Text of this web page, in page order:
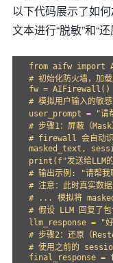
以下代码展示了如
文本进行“脱敏”和“还
from aifw import
# 初始化防火墙，加
fw = AIFirewall()
# 模拟用户输入的敏
user_prompt = "请
# 步骤1：屏蔽（Mask
# firewall 会自动识
masked_text,
print(f"发送给LLM
# 输出示例: "请帮我联
# 注意：此时真实数
# ... 模拟将
# 假设 LLM 回复了包
llm_response = "好的
# 步骤2：还原（
# 使用之前的
final_response =